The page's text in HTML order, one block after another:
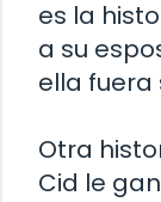
es la
a su
ella fuera
Otra
Cid le